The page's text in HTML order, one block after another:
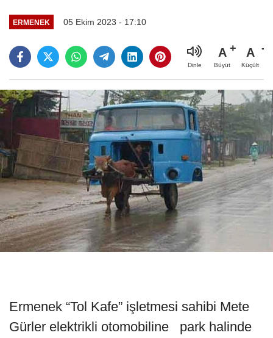
ERMENEK 05 Ekim 2023 - 17:10
Dinle
A
Büyüt
A
Küçült
Ermenek “Tol Kafe” işletmesi sahibi Mete
Gürler elektrikli otomobiline park halinde